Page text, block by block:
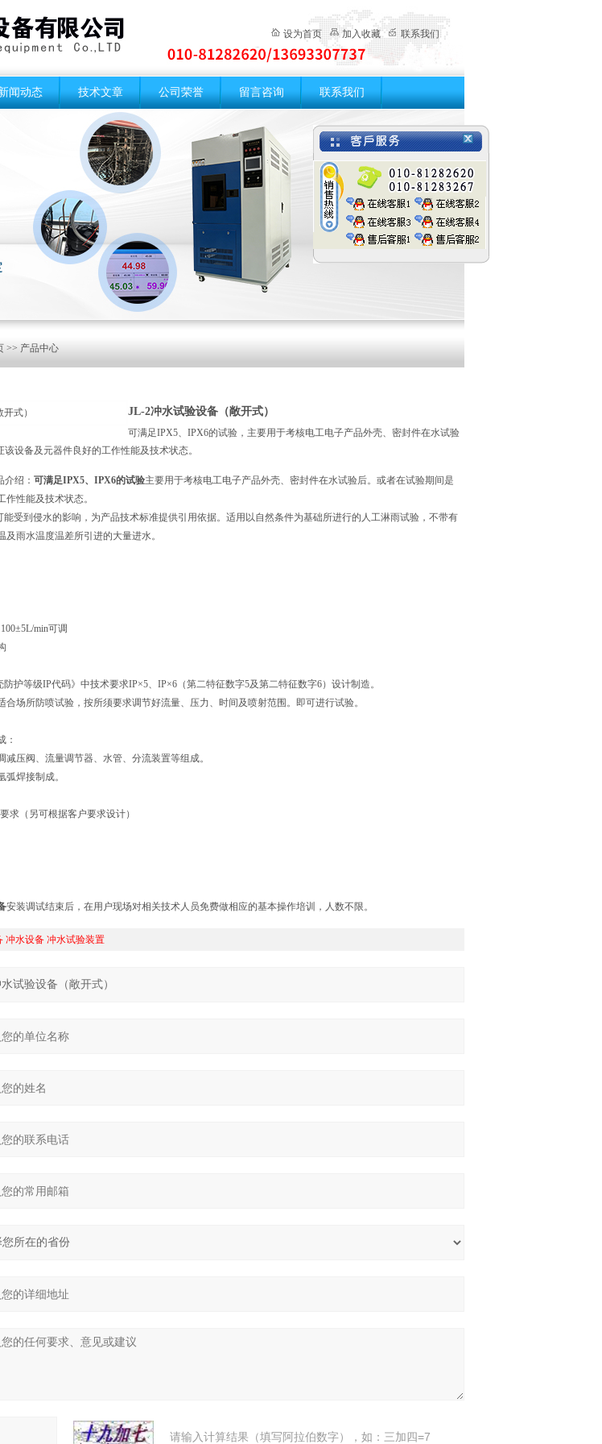
设为首页 加入收藏 联系我们
闻动态 技术文章 公司荣誉 留言咨询 联系我们
>> 产品中心
JL-2冲水试验设备（敞开式）
可满足IPX5、IPX6的试验，主要用于考核电工电子产品外壳、密封件在水试验
设备及元器件良好的工作性能及技术状态。
介绍： 可满足IPX5、IPX6的试验主要用于考核电工电子产品外壳、密封件在水试验后。或者在试验期间是
性能及技术状态。
受到侵水的影响，为产品技术标准提供引用依据。适用以自然条件为基础所进行的人工淋雨试验，不带有
雨水温度温差所引进的大量进水。
格
min可调
护等级IP代码》中技术要求IP×5、IP×6（第二特征数字5及第二特征数字6）设计制造。
合场所防喷试验，按所须要求调节好流量、压力、时间及喷射范围。即可进行试验。
：
压阀、流量调节器、水管、分流装置等组成。
焊接制成。
求（另可根据客户要求设计）
安装调试结束后，在用户现场对相关技术人员免费做相应的基本操作培训，人数不限。
冲水设备 冲水试验装置
请输入计算结果（填写阿拉伯数字），如：三加四=7